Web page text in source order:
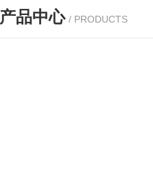
产品中心 / PRODUCTS